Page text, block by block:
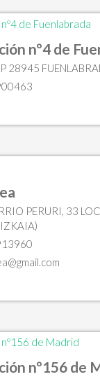
nº4 de
28945
PERURI, 33
nº156 de